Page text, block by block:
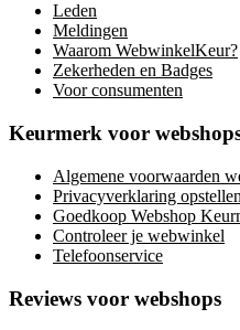
Leden
Meldingen
Waarom WebwinkelKeur?
Zekerheden en Badges
Voor consumenten
Keurmerk voor
Algemene voorwaarden
Privacyverklaring opstellen
Goedkoop Webshop
Controleer je webwinkel
Telefoonservice
Reviews voor webshops